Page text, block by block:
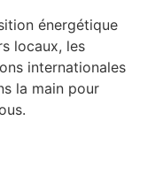
énergétique
locaux, les
internationales
la main pour